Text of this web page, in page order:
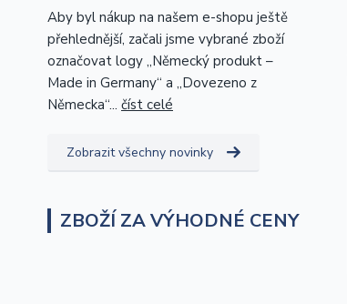
Aby byl nákup na našem e-shopu ještě
přehlednější, začali jsme vybrané zboží
označovat logy „Německý produkt –
Made in Germany“ a „Dovezeno z
Německa“... číst celé
Zobrazit všechny novinky
ZBOŽÍ ZA VÝHODNÉ CENY